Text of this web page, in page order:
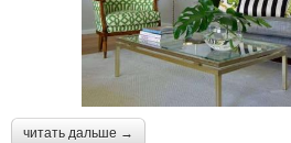
читать дальше →